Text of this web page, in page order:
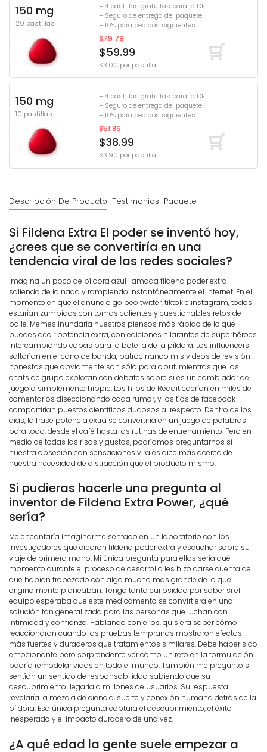
150 mg
20 pastillas
+ 4 pastillas gratuitas para la DE
+ Seguro de entrega del paquete
+ 10% para pedidos siguientes
$79.79
$59.99
$3.00 por pastilla
150 mg
10 pastillas
+ 4 pastillas gratuitas para la DE
+ Seguro de entrega del paquete
+ 10% para pedidos siguientes
$51.86
$38.99
$3.90 por pastilla
Descripción De Producto Testimonios Paquete
Si Fildena Extra El poder se inventó hoy,
¿crees que se convertiría en una
tendencia viral de las redes sociales?
Imagina un poco de píldora azul llamada fildena poder extra
saliendo de la nada y rompiendo instantáneamente el Internet. En el
momento en que el anuncio golpeó twitter, tiktok e instagram, todos
estarían zumbidos con tomas calientes y cuestionables retos de
baile. Memes inundaría nuestros piensos más rápido de lo que
puedes decir potencia extra, con ediciones hilarantes de superhéroes
intercambiando capas para la botella de la píldora. Los influencers
saltarían en el carro de banda, patrocinando mis videos de revisión
honestos que obviamente son sólo para clout, mientras que los
chats de grupo explotan con debates sobre si es un cambiador de
juego o simplemente hippie. Los hilos de Reddit caerían en miles de
comentarios diseccionando cada rumor, y los tíos de facebook
compartirían puestos científicos dudosos al respecto. Dentro de los
días, la frase potencia extra se convertiría en un juego de palabras
para todo, desde el café hasta las rutinas de entrenamiento. Pero en
medio de todas las risas y gustos, podríamos preguntarnos si
nuestra obsesión con sensaciones virales dice más acerca de
nuestra necesidad de distracción que el producto mismo.
Si pudieras hacerle una pregunta al
inventor de Fildena Extra Power, ¿qué
sería?
Me encantaría imaginarme sentado en un laboratorio con los
investigadores que crearon fildena poder extra y escuchar sobre su
viaje de primera mano. Mi única pregunta para ellos sería qué
momento durante el proceso de desarrollo les hizo darse cuenta de
que habían tropezado con algo mucho más grande de lo que
originalmente planeaban. Tengo tanta curiosidad por saber si el
equipo esperaba que este medicamento se convirtiera en una
solución tan generalizada para las personas que luchan con
intimidad y confianza. Hablando con ellos, quisiera saber cómo
reaccionaron cuando las pruebas tempranas mostraron efectos
más fuertes y duraderos que tratamientos similares. Debe haber sido
emocionante pero sorprendente ver cómo un reto en la formulación
podría remodelar vidas en todo el mundo. También me pregunto si
sentían un sentido de responsabilidad sabiendo que su
descubrimiento llegaría a millones de usuarios. Su respuesta
revelaría la mezcla de ciencia, suerte y conexión humana detrás de la
píldora. Esa única pregunta captura el descubrimiento, el éxito
inesperado y el impacto duradero de una vez.
¿A qué edad la gente suele empezar a